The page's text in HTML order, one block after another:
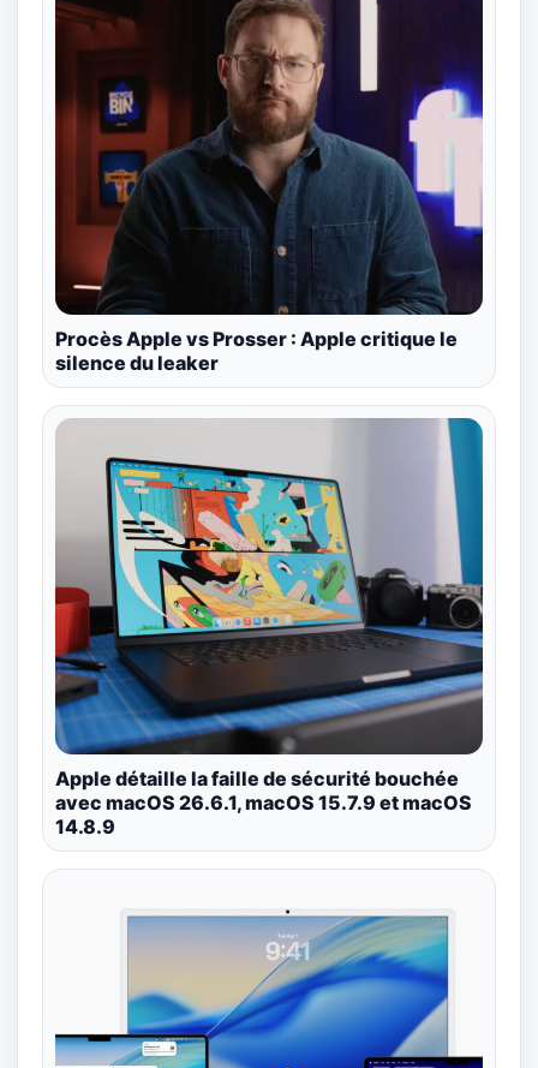
Procès Apple vs Prosser : Apple critique le
silence du leaker
Apple détaille la faille de sécurité bouchée
avec macOS 26.6.1, macOS 15.7.9 et macOS
14.8.9